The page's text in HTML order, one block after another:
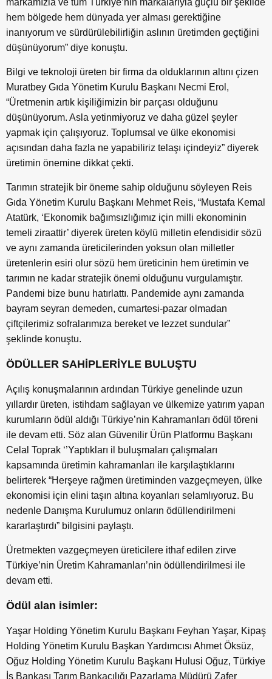
markamızla ve tüm Türkiye’nin markalarıyla güçlü bir şekilde
hem bölgede hem dünyada yer alması gerektiğine
inanıyorum ve sürdürülebilirliğin aslının üretimden geçtiğini
düşünüyorum” diye konuştu.
Bilgi ve teknoloji üreten bir firma da olduklarının altını çizen
Muratbey Gıda Yönetim Kurulu Başkanı Necmi Erol,
“Üretmenin artık kişiliğimizin bir parçası olduğunu
düşünüyorum. Asla yetinmiyoruz ve daha güzel şeyler
yapmak için çalışıyoruz. Toplumsal ve ülke ekonomisi
açısından daha fazla ne yapabiliriz telaşı içindeyiz” diyerek
üretimin önemine dikkat çekti.
Tarımın stratejik bir öneme sahip olduğunu söyleyen Reis
Gıda Yönetim Kurulu Başkanı Mehmet Reis, “Mustafa Kemal
Atatürk, ‘Ekonomik bağımsızlığımız için milli ekonominin
temeli ziraattir’ diyerek üreten köylü milletin efendisidir sözü
ve aynı zamanda üreticilerinden yoksun olan milletler
üretenlerin esiri olur sözü hem üreticinin hem üretimin ve
tarımın ne kadar stratejik önemi olduğunu vurgulamıştır.
Pandemi bize bunu hatırlattı. Pandemide aynı zamanda
bayram seyran demeden, cumartesi-pazar olmadan
çiftçilerimiz sofralarımıza bereket ve lezzet sundular”
şeklinde konuştu.
ÖDÜLLER SAHİPLERİYLE BULUŞTU
Açılış konuşmalarının ardından Türkiye genelinde uzun
yıllardır üreten, istihdam sağlayan ve ülkemize yatırım yapan
kurumların ödül aldığı Türkiye’nin Kahramanları ödül töreni
ile devam etti. Söz alan Güvenilir Ürün Platformu Başkanı
Celal Toprak ‘’Yaptıkları il buluşmaları çalışmaları
kapsamında üretimin kahramanları ile karşılaştıklarını
belirterek “Herşeye rağmen üretiminden vazgeçmeyen, ülke
ekonomisi için elini taşın altına koyanları selamlıyoruz. Bu
nedenle Danışma Kurulumuz onların ödüllendirilmeni
kararlaştırdı” bilgisini paylaştı.
Üretmekten vazgeçmeyen üreticilere ithaf edilen zirve
Türkiye’nin Üretim Kahramanları’nin ödüllendirilmesi ile
devam etti.
Ödül alan isimler:
Yaşar Holding Yönetim Kurulu Başkanı Feyhan Yaşar, Kipaş
Holding Yönetim Kurulu Başkan Yardımcısı Ahmet Öksüz,
Oğuz Holding Yönetim Kurulu Başkanı Hulusi Oğuz, Türkiye
İş Bankası Tarım Bankacılığı Pazarlama Müdürü Zafer